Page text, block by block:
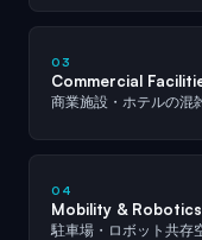
03
Commercial
商業施設・ホテルの混
04
Mobility & Robotics
駐車場・ロボット共存